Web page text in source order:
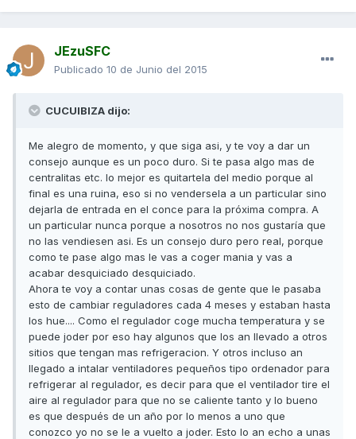
JEzuSFC
Publicado 10 de Junio del 2015
CUCUIBIZA dijo:
Me alegro de momento, y que siga asi, y te voy a dar un
consejo aunque es un poco duro. Si te pasa algo mas de
centralitas etc. lo mejor es quitartela del medio porque al
final es una ruina, eso si no vendersela a un particular sino
dejarla de entrada en el conce para la próxima compra. A
un particular nunca porque a nosotros no nos gustaría que
no las vendiesen asi. Es un consejo duro pero real, porque
como te pase algo mas le vas a coger mania y vas a
acabar desquiciado desquiciado.
Ahora te voy a contar unas cosas de gente que le pasaba
esto de cambiar reguladores cada 4 meses y estaban hasta
los hue.... Como el regulador coge mucha temperatura y se
puede joder por eso hay algunos que los an llevado a otros
sitios que tengan mas refrigeracion. Y otros incluso an
llegado a intalar ventiladores pequeños tipo ordenador para
refrigerar al regulador, es decir para que el ventilador tire el
aire al regulador para que no se caliente tanto y lo bueno
es que después de un año por lo menos a uno que
conozco yo no se le a vuelto a joder. Esto lo an echo a unas